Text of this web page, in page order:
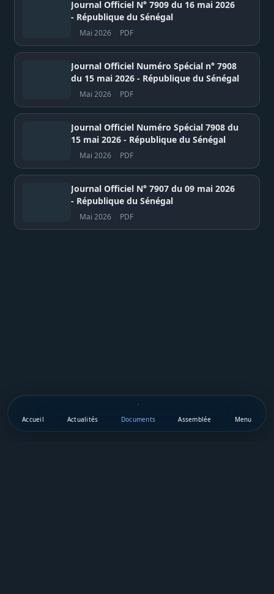
Journal Officiel N° 7909 du 16 mai 2026
- République du Sénégal
Mai 2026 PDF
Journal Officiel Numéro Spécial n° 7908
du 15 mai 2026 - République du Sénégal
Mai 2026 PDF
Journal Officiel Numéro Spécial 7908 du
15 mai 2026 - République du Sénégal
Mai 2026 PDF
Journal Officiel N° 7907 du 09 mai 2026
- République du Sénégal
Mai 2026 PDF
Accueil Actualités Documents Assemblée Menu